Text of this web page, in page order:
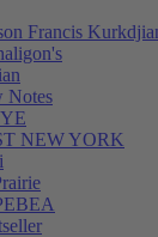
Francis
Notes
NEW YORK